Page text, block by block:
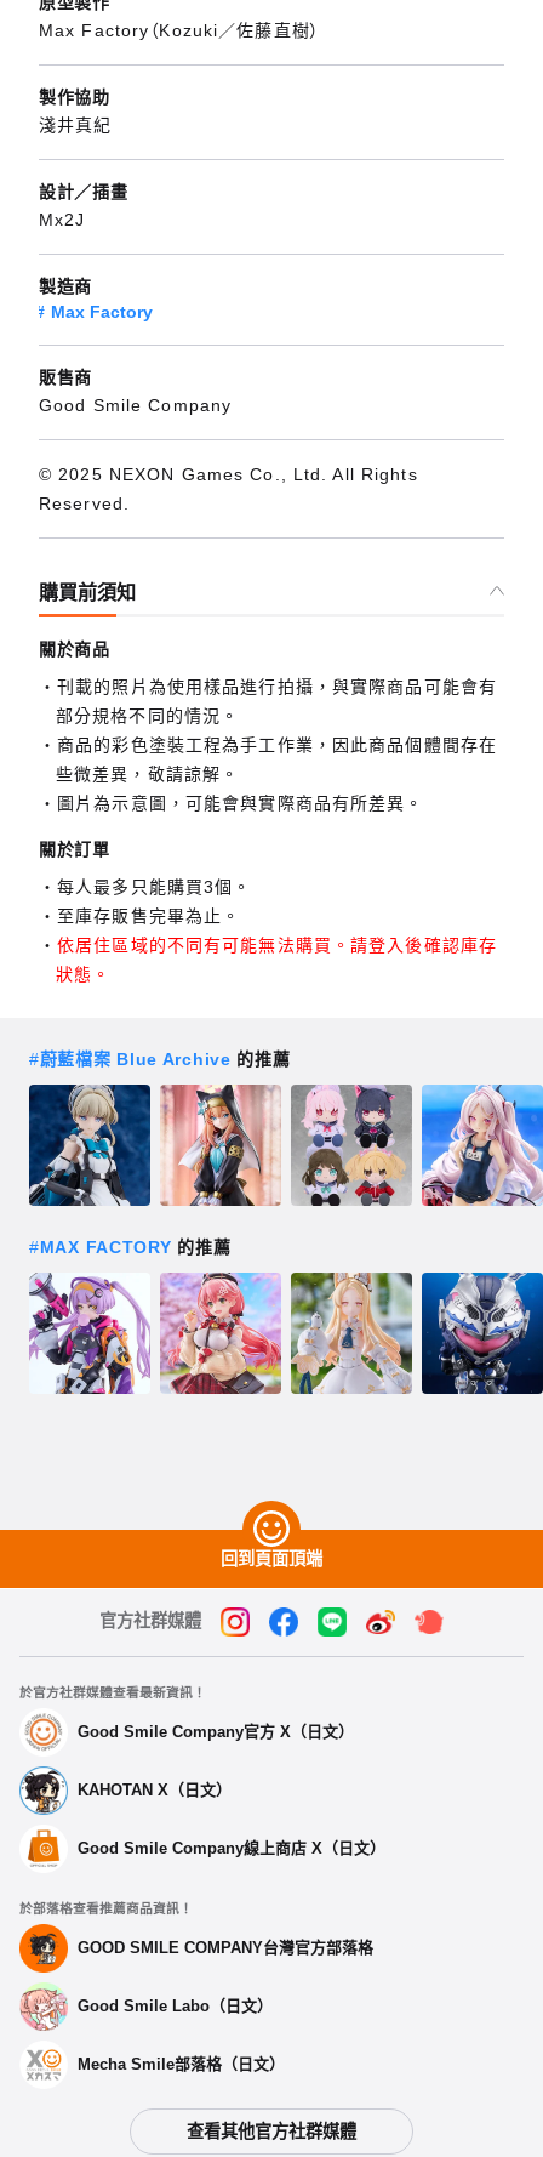
Max Factory（Kozuki／佐藤直樹）
製作協助
淺井真紀
設計／插畫
Mx2J
製造商
Max Factory
販售商
Good Smile Company
© 2025 NEXON Games Co., Ltd. All Rights
Reserved.
購買前須知
關於商品
刊載的照片為使用樣品進行拍攝，與實際商品可能會有
部分規格不同的情況。
商品的彩色塗裝工程為手工作業，因此商品個體間存在
些微差異，敬請諒解。
圖片為示意圖，可能會與實際商品有所差異。
關於訂單
每人最多只能購買3個。
至庫存販售完畢為止。
依居住區域的不同有可能無法購買。請登入後確認庫存
狀態。
#蔚藍檔案 Blue Archive 的推薦
#MAX FACTORY 的推薦
回到頁面頂端
官方社群媒體
於官方社群媒體查看最新資訊！
Good Smile Company官方 X（日文）
KAHOTAN X（日文）
Good Smile Company線上商店 X（日文）
於部落格查看推薦商品資訊！
GOOD SMILE COMPANY台灣官方部落格
Good Smile Labo（日文）
Mecha Smile部落格（日文）
查看其他官方社群媒體